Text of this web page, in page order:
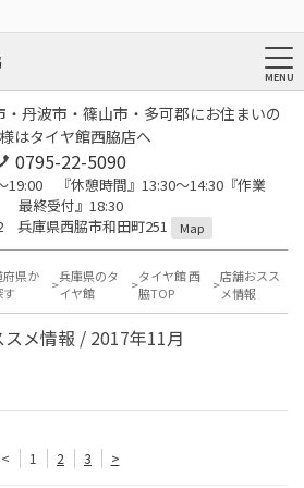
丹波市・篠山市・多可郡にお住まいの
はタイヤ館西脇店へ
0795-22-5090
19:00 『休憩時間』13:30～14:30『作業
最終受付』18:30
兵庫県西脇市和田町251
Map
府県か
す
兵庫県のタ
イヤ館
タイヤ館 西
脇TOP
店舗おスス
メ情報
メ情報 / 2017年11月
< 1 2 3 >